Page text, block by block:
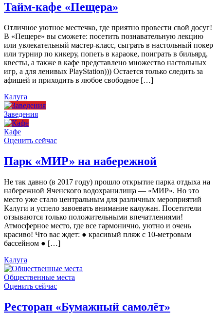
Тайм-кафе «Пещера»
Отличное уютное местечко, где приятно провести свой досуг!
В «Пещере» вы сможете: посетить познавательную лекцию
или увлекательный мастер-класс, сыграть в настольный покер
или турнир по кикеру, попеть в караоке, поиграть в бильярд,
квесты, а также в кафе представлено множество настольных
игр, а для ленивых PlayStation))) Остается только следить за
афишей и приходить в любое свободное […]
Калуга
Заведения
Кафе
Оценить сейчас
Парк «МИР» на набережной
Не так давно (в 2017 году) прошло открытие парка отдыха на
набережной Яченского водохранилища — «МИР». Но это
место уже стало центральным для различных мероприятий
Калуги и успело завоевать внимание калужан. Посетители
отзываются только положительными впечатлениями!
Атмосферное место, где все гармонично, уютно и очень
красиво! Что вас ждет: ● красивый пляж с 10-метровым
бассейном ● […]
Калуга
Общественные места
Оценить сейчас
Ресторан «Бумажный самолёт»